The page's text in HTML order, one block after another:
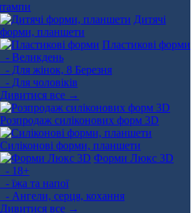
Дитячі
форми, планшети
Пластикові форми
- Великдень
- Для жінок, 8 Березня
- Для чоловіків
Дивитися все →
Розпродаж силіконових форм 3D
Силіконові форми, планшети
Форми Люкс 3D
- 18+
- їжа та напої
- Ангели, серця, кохання
Дивитися все →